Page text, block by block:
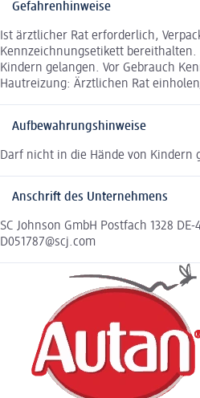
Gefahrenhinweise
Ist ärztlicher Rat erforderlich,
Kennzeichnungsetikett
Kindern gelangen. Vor Gebrauch
Hautreizung: Ärztlichen Rat
Aufbewahrungshinweise
Darf nicht in die Hände von Kindern
Anschrift des Unternehmens
SC Johnson GmbH Postfach 1328
D051787@scj.com